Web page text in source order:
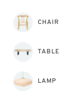
CHAIR
TABLE
LAMP